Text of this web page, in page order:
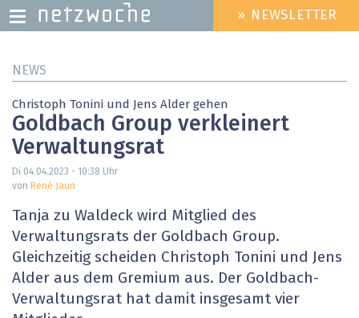
zum
HEADER
MENU
» NEWSLETTER
NEWS
Christoph Tonini und Jens Alder gehen
Goldbach Group verkleinert
Verwaltungsrat
Di 04.04.2023 - 10:38 Uhr
von René Jaun
Tanja zu Waldeck wird Mitglied des
Verwaltungsrats der Goldbach Group.
Gleichzeitig scheiden Christoph Tonini und Jens
Alder aus dem Gremium aus. Der Goldbach-
Verwaltungsrat hat damit insgesamt vier